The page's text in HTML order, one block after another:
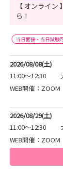
【 オンライ
ら！
当日面接・当日試験
2026/08/08(土)
11:00～12:30
WEB開催：ZOOM
2026/08/29(土)
11:00～12:30
WEB開催：ZOOM